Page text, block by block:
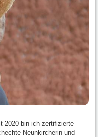
2020 bin ich zertifizierte
Neunkircherin und